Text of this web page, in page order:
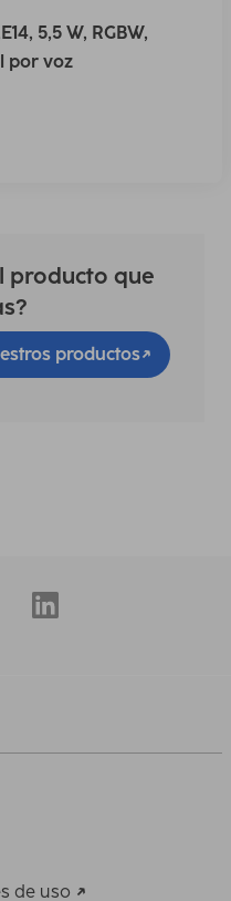
5,5 W, RGBW,
por voz
producto que
productos
de uso